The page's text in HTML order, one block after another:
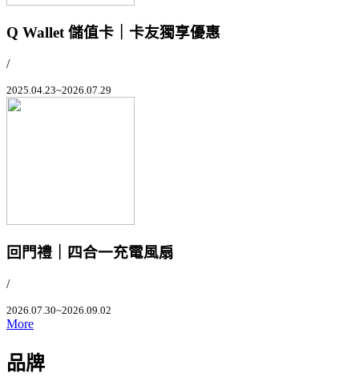
Q Wallet 儲值卡｜卡友獨享優惠
/
2025.04.23~2026.07.29
回門禮｜四合一充電風扇
/
2026.07.30~2026.09.02
More
品牌